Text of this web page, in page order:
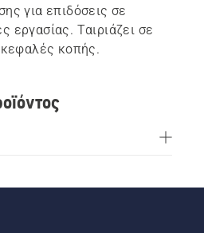
για επιδόσεις σε
εργασίας. Ταιριάζει σε
κεφαλές κοπής.